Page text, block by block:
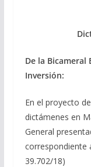
De la Bicameral
Inversión:
En el proyecto
dictámenes en
General
correspondiente
39.702/18)